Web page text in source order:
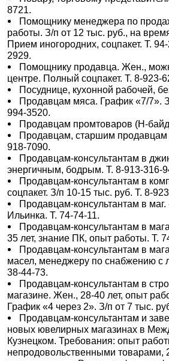
8721.
Помощнику менеджера по
работы. З/п от 12 тыс. руб., на
Прием иногородних, соцпакет. Т.
2929.
Помощнику продавца. Жен.,
центре. Полный соцпакет. Т. 8-923-
Посуднице, кухонной рабочей,
Продавцам мяса. График «7/7».
994-3520.
Продавцам промтоваров (Н-
Продавцам, старшим
918-7090.
Продавцам-консультантам в
энергичным, бодрым. Т. 8-913-316-
Продавцам-консультантам в
соцпакет. З/п 10-15 тыс. руб. Т. 8-
Продавцам-консультантам в
Ильинка. Т. 74-74-11.
Продавцам-консультантам в
35 лет, знание ПК, опыт работы. Т.
Продавцам-консультантам в
масел, менеджеру по снабжению с
38-44-73.
Продавцам-консультантам в
магазине. Жен., 28-40 лет, опыт
График «4 через 2». З/п от 7 тыс.
Продавцам-консультантам и
новых ювелирных магазинах в
Кузнецком. Требования: опыт
непродовольственными товарами,